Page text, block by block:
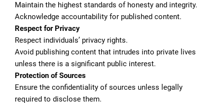
Maintain the highest standards of honesty and integrity.
Acknowledge accountability for published content.
Respect for Privacy
Respect individuals’ privacy rights.
Avoid publishing content that intrudes into private lives
unless there is a significant public interest.
Protection of Sources
Ensure the confidentiality of sources unless legally
required to disclose them.